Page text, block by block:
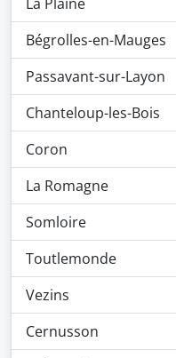
Bégrolles-en-Mauges
Passavant-sur-Layon
Chanteloup-les-Bois
Coron
La Romagne
Somloire
Toutlemonde
Vezins
Cernusson